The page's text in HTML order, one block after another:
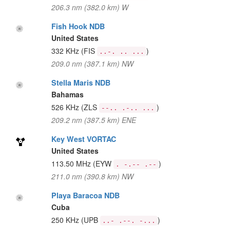
206.3 nm (382.0 km) W
Fish Hook NDB
United States
332 KHz (FIS ..-. .. ... )
209.0 nm (387.1 km) NW
Stella Maris NDB
Bahamas
526 KHz (ZLS --.. .-.. ... )
209.2 nm (387.5 km) ENE
Key West VORTAC
United States
113.50 MHz (EYW . -.-- .-- )
211.0 nm (390.8 km) NW
Playa Baracoa NDB
Cuba
250 KHz (UPB ..- .--. -... )